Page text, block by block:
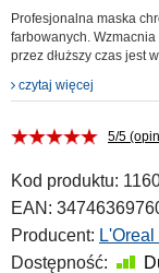
Profesjonalna maska
farbowanych.
przez dłuższy czas jest
czytaj więcej
5/5
Kod produktu:
EAN:
Producent:
Dostępność: